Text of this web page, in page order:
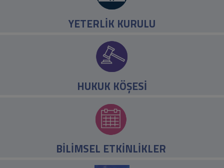
YETERLİK KURULU
HUKUK KÖŞESİ
BİLİMSEL ETKİNLİKLER